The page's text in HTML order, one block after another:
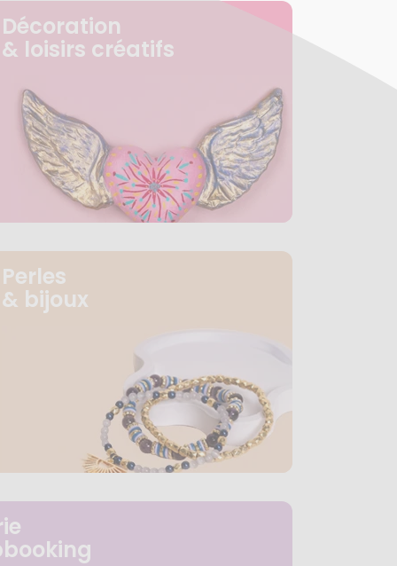
Décoration
& loisirs créatifs
Perles
& bijoux